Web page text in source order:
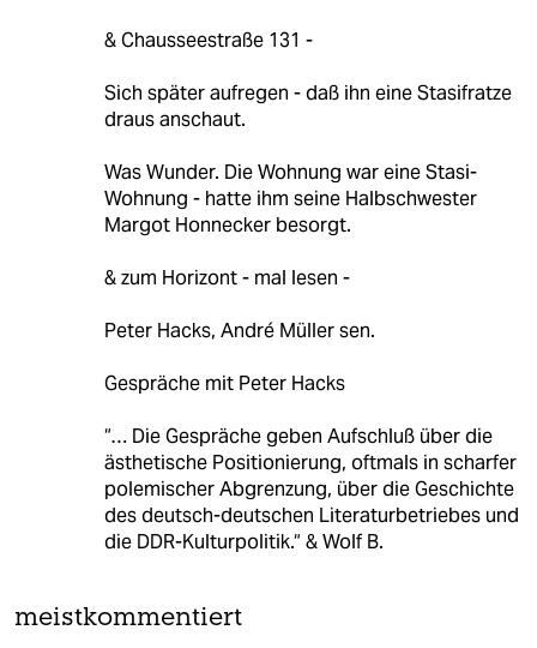
& Chausseestraße 131 -
Sich später aufregen - daß ihn eine Stasifratze
draus anschaut.
Was Wunder. Die Wohnung war eine Stasi-
Wohnung - hatte ihm seine Halbschwester
Margot Honnecker besorgt.
& zum Horizont - mal lesen -
Peter Hacks, André Müller sen.
Gespräche mit Peter Hacks
“… Die Gespräche geben Aufschluß über die
ästhetische Positionierung, oftmals in scharfer
polemischer Abgrenzung, über die Geschichte
des deutsch-deutschen Literaturbetriebes und
die DDR-Kulturpolitik.“ & Wolf B.
meistkommentiert